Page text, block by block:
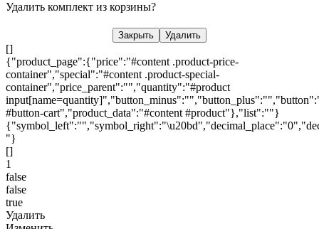
Удалить комплект из корзины?
Закрыть Удалить
[]
{"product_page":{"price":"#content .product-price-
container","special":"#content .product-special-
container","price_parent":"","quantity":"#product
#button-cart","product_data":"#content #product"},"list":""}
"}
[]
1
false
false
true
Удалить